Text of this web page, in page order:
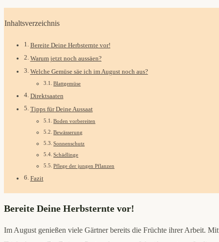
Inhaltsverzeichnis
Bereite Deine Herbsternte vor!
Warum jetzt noch aussäen?
Welche Gemüse säe ich im August noch aus?
Blattgemüse
Direktsaaten
Tipps für Deine Aussaat
Boden vorbereiten
Bewässerung
Sonnenschutz
Schädlinge
Pflege der jungen Pflanzen
Fazit
Bereite Deine Herbsternte vor!
Im August genießen viele Gärtner bereits die Früchte ihrer Arbeit.